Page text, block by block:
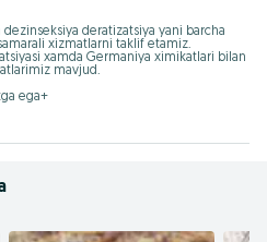
deratizatsiya yani barcha
xizmatlarni taklif etamiz.
xamda Germaniya ximikatlari bilan
mavjud.
ega+